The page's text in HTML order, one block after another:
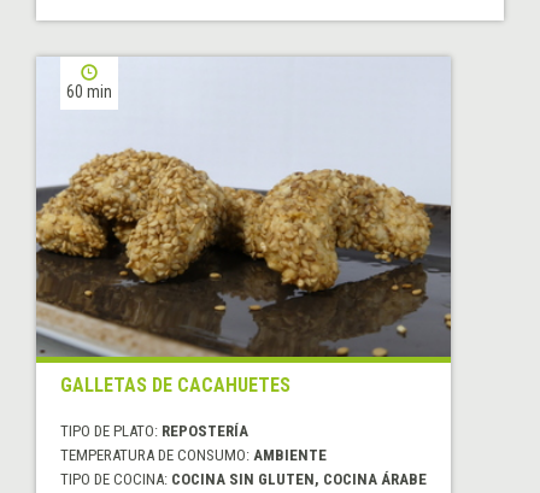
60 min
GALLETAS DE CACAHUETES
TIPO DE PLATO: REPOSTERÍA
TEMPERATURA DE CONSUMO: AMBIENTE
TIPO DE COCINA: COCINA SIN GLUTEN, COCINA ÁRABE